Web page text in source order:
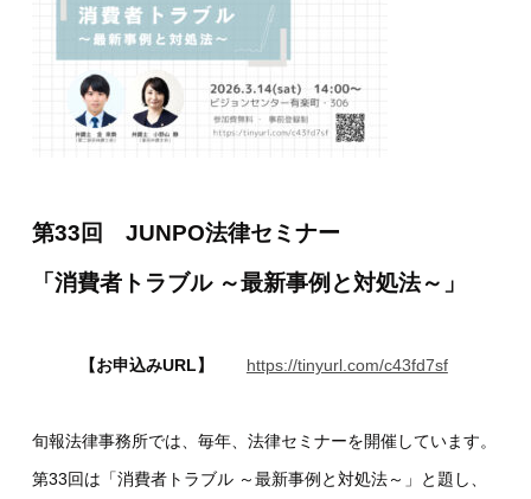
第33回 JUNPO法律セミナー
「消費者トラブル ～最新事例と対処法～」
【お申込みURL】 https://tinyurl.com/c43fd7sf
旬報法律事務所では、毎年、法律セミナーを開催しています。
第33回は「消費者トラブル ～最新事例と対処法～」と題し、